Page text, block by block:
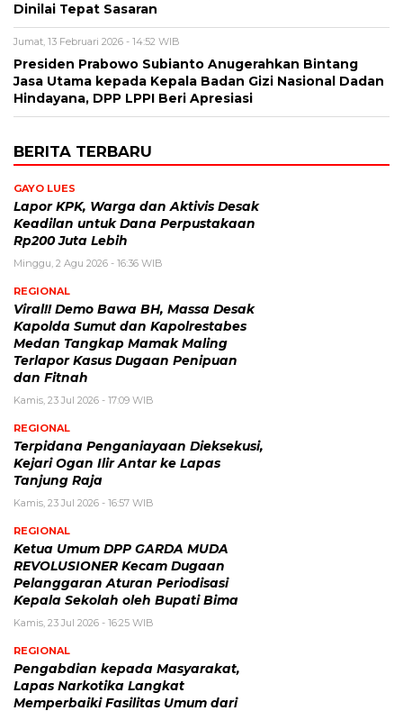
Dinilai Tepat Sasaran
Jumat, 13 Februari 2026 - 14:52 WIB
Presiden Prabowo Subianto Anugerahkan Bintang
Jasa Utama kepada Kepala Badan Gizi Nasional Dadan
Hindayana, DPP LPPI Beri Apresiasi
BERITA TERBARU
GAYO LUES
Lapor KPK, Warga dan Aktivis Desak
Keadilan untuk Dana Perpustakaan
Rp200 Juta Lebih
Minggu, 2 Agu 2026 - 16:36 WIB
REGIONAL
Viral!! Demo Bawa BH, Massa Desak
Kapolda Sumut dan Kapolrestabes
Medan Tangkap Mamak Maling
Terlapor Kasus Dugaan Penipuan
dan Fitnah
Kamis, 23 Jul 2026 - 17:09 WIB
REGIONAL
Terpidana Penganiayaan Dieksekusi,
Kejari Ogan Ilir Antar ke Lapas
Tanjung Raja
Kamis, 23 Jul 2026 - 16:57 WIB
REGIONAL
Ketua Umum DPP GARDA MUDA
REVOLUSIONER Kecam Dugaan
Pelanggaran Aturan Periodisasi
Kepala Sekolah oleh Bupati Bima
Kamis, 23 Jul 2026 - 16:25 WIB
REGIONAL
Pengabdian kepada Masyarakat,
Lapas Narkotika Langkat
Memperbaiki Fasilitas Umum dari